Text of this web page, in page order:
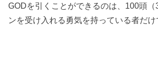
GODを引くことができるのは、100頭（
ンを受け入れる勇気を持っている者だけ